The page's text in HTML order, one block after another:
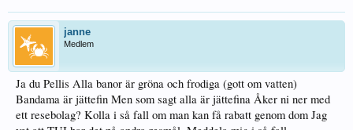
janne
Medlem
Ja du Pellis Alla banor är gröna och frodiga (gott om vatten)
Bandama är jättefin Men som sagt alla är jättefina Åker ni ner med
ett resebolag? Kolla i så fall om man kan få rabatt genom dom Jag